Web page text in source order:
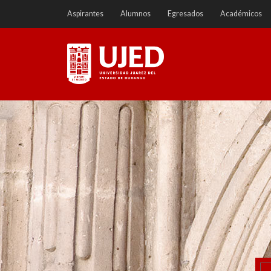
a
Aspirantes Alumnos Egresados Académicos
Universidad Juárez del
Estado de Durango